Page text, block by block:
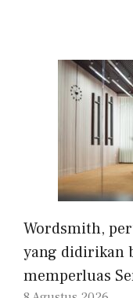
Wordsmith,
yang didirikan
memperluas